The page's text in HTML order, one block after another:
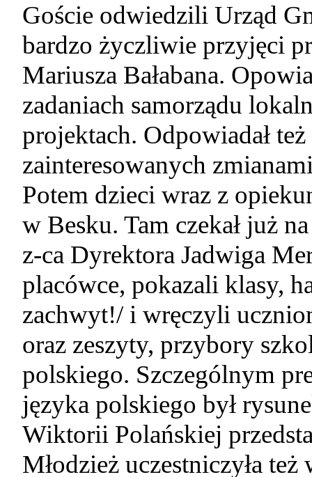
Goście odwiedzili Urząd
bardzo życzliwie przyjęci
Mariusza Bałabana.
zadaniach samorządu
projektach. Odpowiadał
zainteresowanych
Potem dzieci wraz z
w Besku. Tam czekał już
z-ca Dyrektora Jadwiga
placówce, pokazali klasy,
zachwyt!/ i wręczyli
oraz zeszyty, przybory
polskiego. Szczególnym
języka polskiego był
Wiktorii Polańskiej
Młodzież uczestniczyła